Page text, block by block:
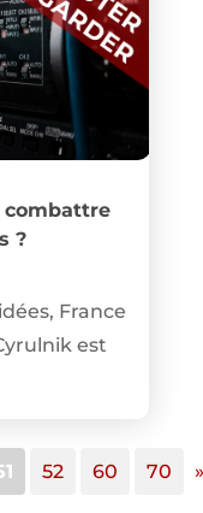
combattre
?
France
est
52 60 70 »